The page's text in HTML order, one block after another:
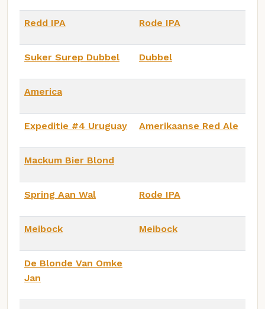
Redd IPA Rode IPA
Suker Surep Dubbel Dubbel
America
Expeditie #4 Uruguay Amerikaanse Red Ale
Mackum Bier Blond
Spring Aan Wal Rode IPA
Meibock Meibock
De Blonde Van Omke
Jan